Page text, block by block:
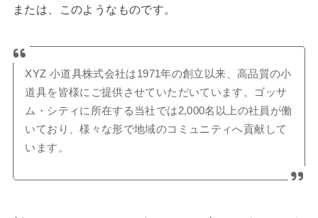
または、このようなものです。
XYZ 小道具株式会社は1971年の創立以来、高品質の小
道具を皆様にご提供させていただいています。ゴッサ
ム・シティに所在する当社では2,000名以上の社員が働
いており、様々な形で地域のコミュニティへ貢献して
います。